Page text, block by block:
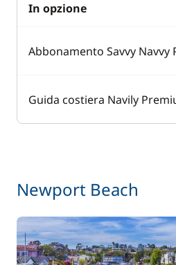
In opzione
Abbonamento Savvy Navvy
Guida costiera Navily
Newport Beach